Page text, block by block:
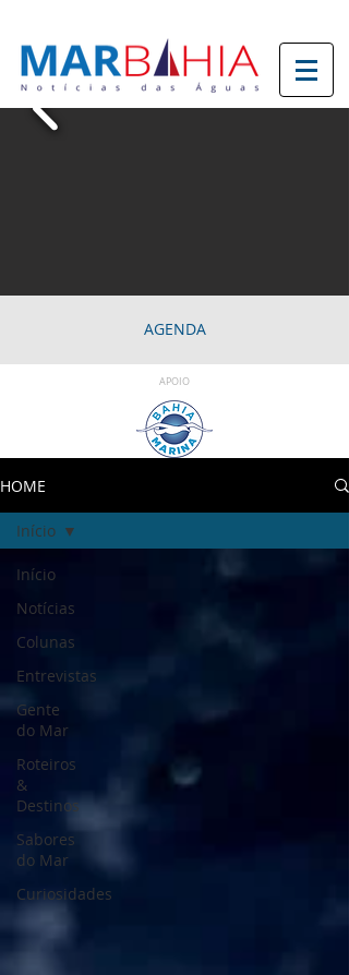
AGENDA
APOIO
HOME
Início
Notícias
Colunas
Entrevistas
Gente
do Mar
Roteiros
&
Destinos
Sabores
do Mar
Curiosidades
Início